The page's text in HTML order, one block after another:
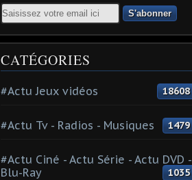
Email
CATÉGORIES
#Actu Jeux vidéos 18608
#Actu Tv - Radios - Musiques 1479
#Actu Ciné - Actu Série - Actu DVD -
Blu-Ray
1035